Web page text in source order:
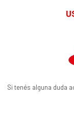
Si tenés alguna duda